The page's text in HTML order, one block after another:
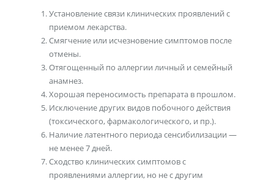
Установление связи клинических проявлений с
приемом лекарства.
Смягчение или исчезновение симптомов после
отмены.
Отягощенный по аллергии личный и семейный
анамнез.
Хорошая переносимость препарата в прошлом.
Исключение других видов побочного действия
(токсического, фармакологического, и пр.).
Наличие латентного периода сенсибилизации —
не менее 7 дней.
Сходство клинических симптомов с
проявлениями аллергии, но не с другим